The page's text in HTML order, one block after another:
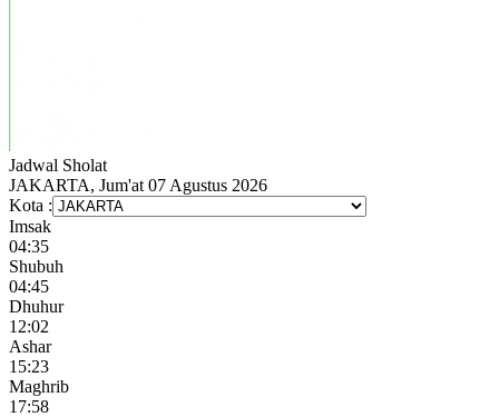
Jadwal Sholat
JAKARTA, Jum'at 07 Agustus 2026
Kota :
Imsak
04:35
Shubuh
04:45
Dhuhur
12:02
Ashar
15:23
Maghrib
17:58